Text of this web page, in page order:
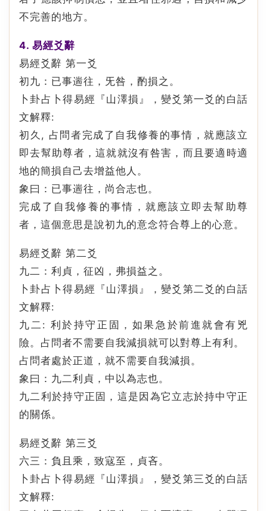
不完善的地方。
4. 易經爻辭
易經爻辭 第一爻
初九：已事遄往，旡咎，酌損之。
卜卦占卜得易經『山澤損』，變爻第一爻的白話
文解釋:
初久, 占問者完成了自我修養的事情，就應該立
即去幫助尊者，這就就沒有咎害，而且要適時適
地的簡損自己去增益他人。
象曰：已事遄往，尚合志也。
完成了自我修養的事情，就應該立即去幫助尊
者，這個意思是說初九的意念符合尊上的心意。
易經爻辭 第二爻
九二：利貞，征凶，弗損益之。
卜卦占卜得易經『山澤損』，變爻第二爻的白話
文解釋:
九二: 利於持守正固，如果急於前進就會有兇
險。占問者不需要自我減損就可以對尊上有利。
占問者處於正道，就不需要自我減損。
象曰：九二利貞，中以為志也。
九二利於持守正固，這是因為它立志於持中守正
的關係。
易經爻辭 第三爻
六三：負且乘，致寇至，貞吝。
卜卦占卜得易經『山澤損』，變爻第三爻的白話
文解釋: